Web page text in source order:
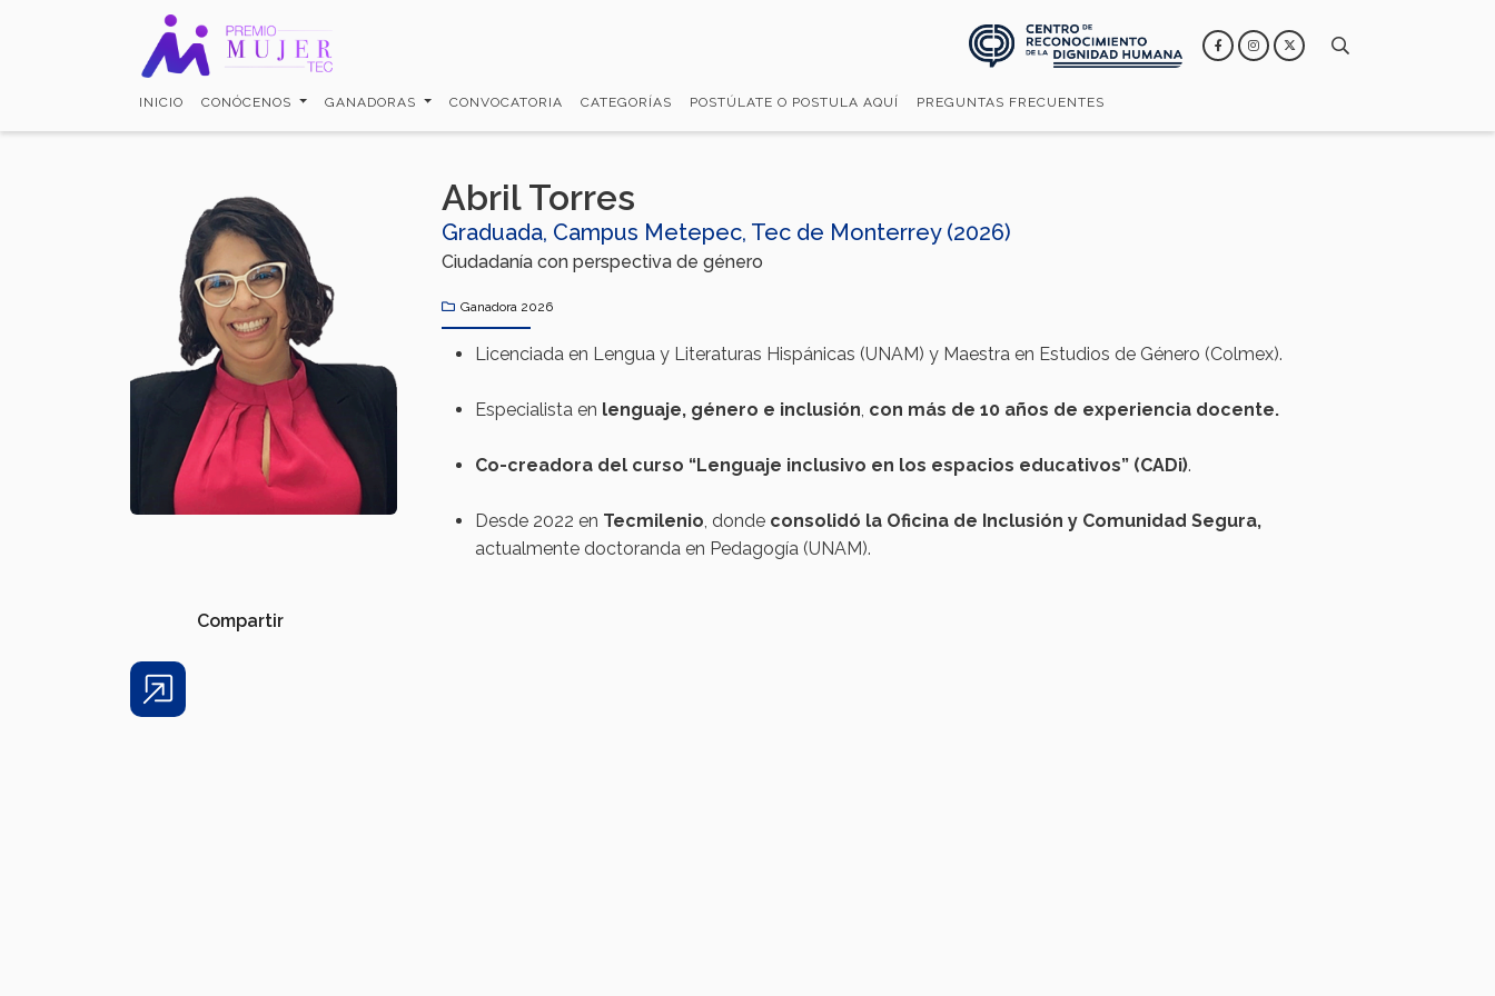
INICIO CONÓCENOS GANADORAS CONVOCATORIA CATEGORÍAS POSTÚLATE O POSTULA AQUÍ PREGUNTAS FRECUENTES
Abril Torres
Graduada, Campus Metepec, Tec de Monterrey (2026)
Ciudadanía con perspectiva de género
Ganadora 2026
Licenciada en Lengua y Literaturas Hispánicas (UNAM) y Maestra en Estudios de Género (Colmex).
Especialista en lenguaje, género e inclusión, con más de 10 años de experiencia docente.
Co-creadora del curso “Lenguaje inclusivo en los espacios educativos” (CADi).
Desde 2022 en Tecmilenio, donde consolidó la Oficina de Inclusión y Comunidad Segura,
actualmente doctoranda en Pedagogía (UNAM).
Share
Compartir